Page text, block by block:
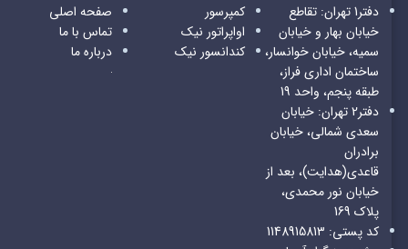
دفتر1 تهران: تقاطع
خیابان بهار و خیابان
سمیه، خیابان خوانسار،
ساختمان اداری فراز،
طبقه پنجم، واحد 19
دفتر2 تهران: خیابان
سعدی شمالی، خیابان
برادران
قاعدی(هدایت)، بعد از
خیابان نور محمدی،
پلاک 169
کد پستی: 1148915813
کمپرسور
اواپراتور نیک
کندانسور نیک
صفحه اصلی
تماس با ما
درباره ما